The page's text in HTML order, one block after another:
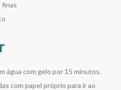
finas
água com gelo por 15 minutos.
com papel próprio para ir ao